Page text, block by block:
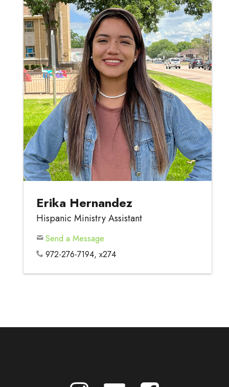
Erika Hernandez
Hispanic Ministry Assistant
Send a Message
972-276-7194, x274